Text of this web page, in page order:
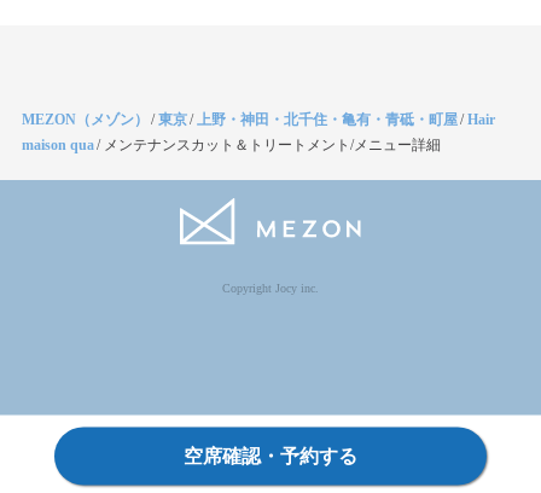
MEZON（メゾン） /東京/上野・神田・北千住・亀有・青砥・町屋/Hair
maison qua/ メンテナンスカット＆トリートメント/メニュー詳細
Copyright Jocy inc.
空席確認・予約する